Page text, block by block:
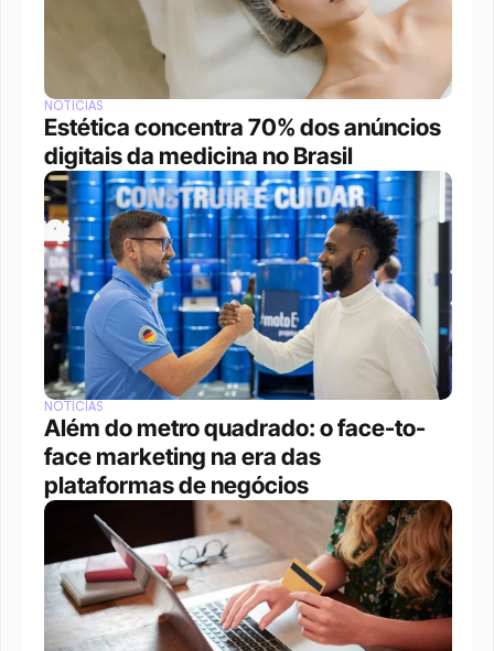
NOTÍCIAS
Estética concentra 70% dos anúncios
digitais da medicina no Brasil
NOTÍCIAS
Além do metro quadrado: o face-to-
face marketing na era das
plataformas de negócios